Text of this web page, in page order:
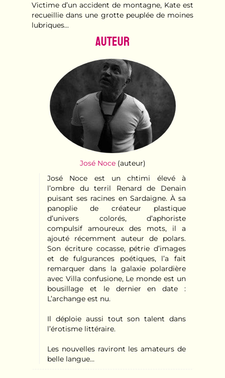
Victime d’un accident de montagne, Kate est
recueillie dans une grotte peuplée de moines
lubriques...
Auteur
José Noce(auteur)
José Noce est un chtimi élevé à
l’ombre du terril Renard de Denain
puisant ses racines en Sardaigne. À sa
panoplie de créateur plastique
d’univers colorés, d’aphoriste
compulsif amoureux des mots, il a
ajouté récemment auteur de polars.
Son écriture cocasse, pétrie d’images
et de fulgurances poétiques, l’a fait
remarquer dans la galaxie polardière
avec Villa confusione, Le monde est un
bousillage et le dernier en date :
L’archange est nu.
Il déploie aussi tout son talent dans
l’érotisme littéraire.
Les nouvelles raviront les amateurs de
belle langue…